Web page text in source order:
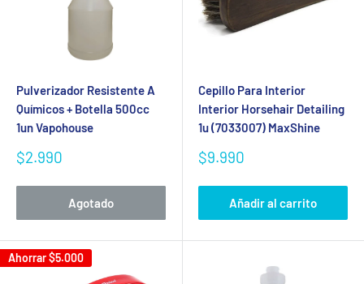
Pulverizador Resistente A
Químicos + Botella 500cc
1un Vapohouse
Precio
venta
$2.990
Agotado
Cepillo Para Interior
Interior Horsehair Detailing
1u (7033007) MaxShine
Precio
venta
$9.990
Añadir al carrito
Ahorrar$5.000